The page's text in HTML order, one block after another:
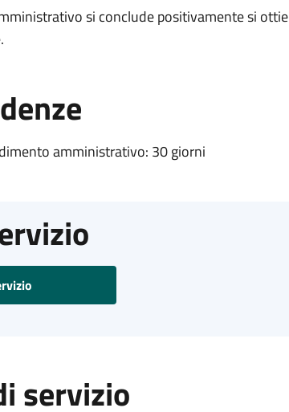
si conclude positivamente si
amministrativo: 30 giorni
servizio